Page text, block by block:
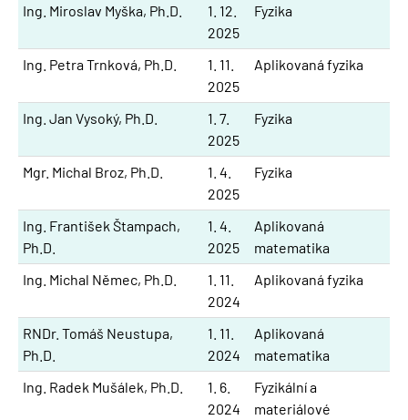
Ing. Miroslav Myška, Ph.D.
1. 12.
2025
Fyzika
Ing. Petra Trnková, Ph.D.
1. 11.
2025
Aplikovaná fyzika
Ing. Jan Vysoký, Ph.D.
1. 7.
2025
Fyzika
Mgr. Michal Broz, Ph.D.
1. 4.
2025
Fyzika
Ing. František Štampach,
Ph.D.
1. 4.
2025
Aplikovaná
matematika
Ing. Michal Němec, Ph.D.
1. 11.
2024
Aplikovaná fyzika
RNDr. Tomáš Neustupa,
Ph.D.
1. 11.
2024
Aplikovaná
matematika
Ing. Radek Mušálek, Ph.D.
1. 6.
2024
Fyzikální a
materiálové